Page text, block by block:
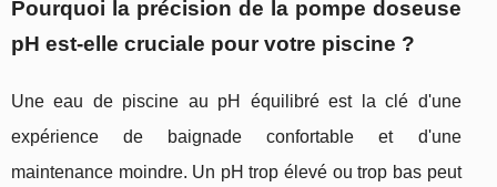
Pourquoi la précision de la pompe doseuse
pH est-elle cruciale pour votre piscine ?
Une eau de piscine au pH équilibré est la clé d'une
expérience de baignade confortable et d'une
maintenance moindre. Un pH trop élevé ou trop bas peut